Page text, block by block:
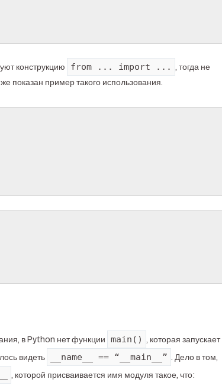
конструкцию from ... import ... , тогда не
показан пример такого использования.
в Python нет функции main() , которая запускает
видеть
__name__ == “__main__” . Дело в том,
, которой присваивается имя модуля такое, что: